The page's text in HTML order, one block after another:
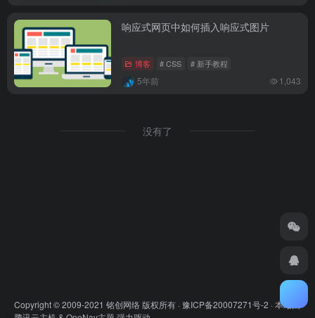
响应式网页中如何插入响应式图片
博客 # CSS # 新手教程
5年前 1,043
没有了
Copyright © 2009-2021 铭创网络 版权所有 ·豫ICP备20007271号-2 · 本站由